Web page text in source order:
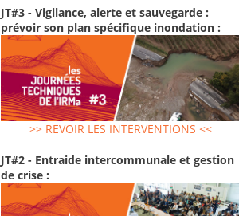
JT#3 - Vigilance, alerte et sauvegarde :
prévoir son plan spécifique inondation :
>> REVOIR LES INTERVENTIONS <<
JT#2 - Entraide intercommunale et gestion
de crise :